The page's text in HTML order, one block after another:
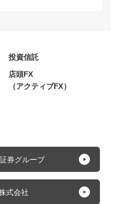
投資信託
店頭FX
（アクティブFX）
券グループ
式会社